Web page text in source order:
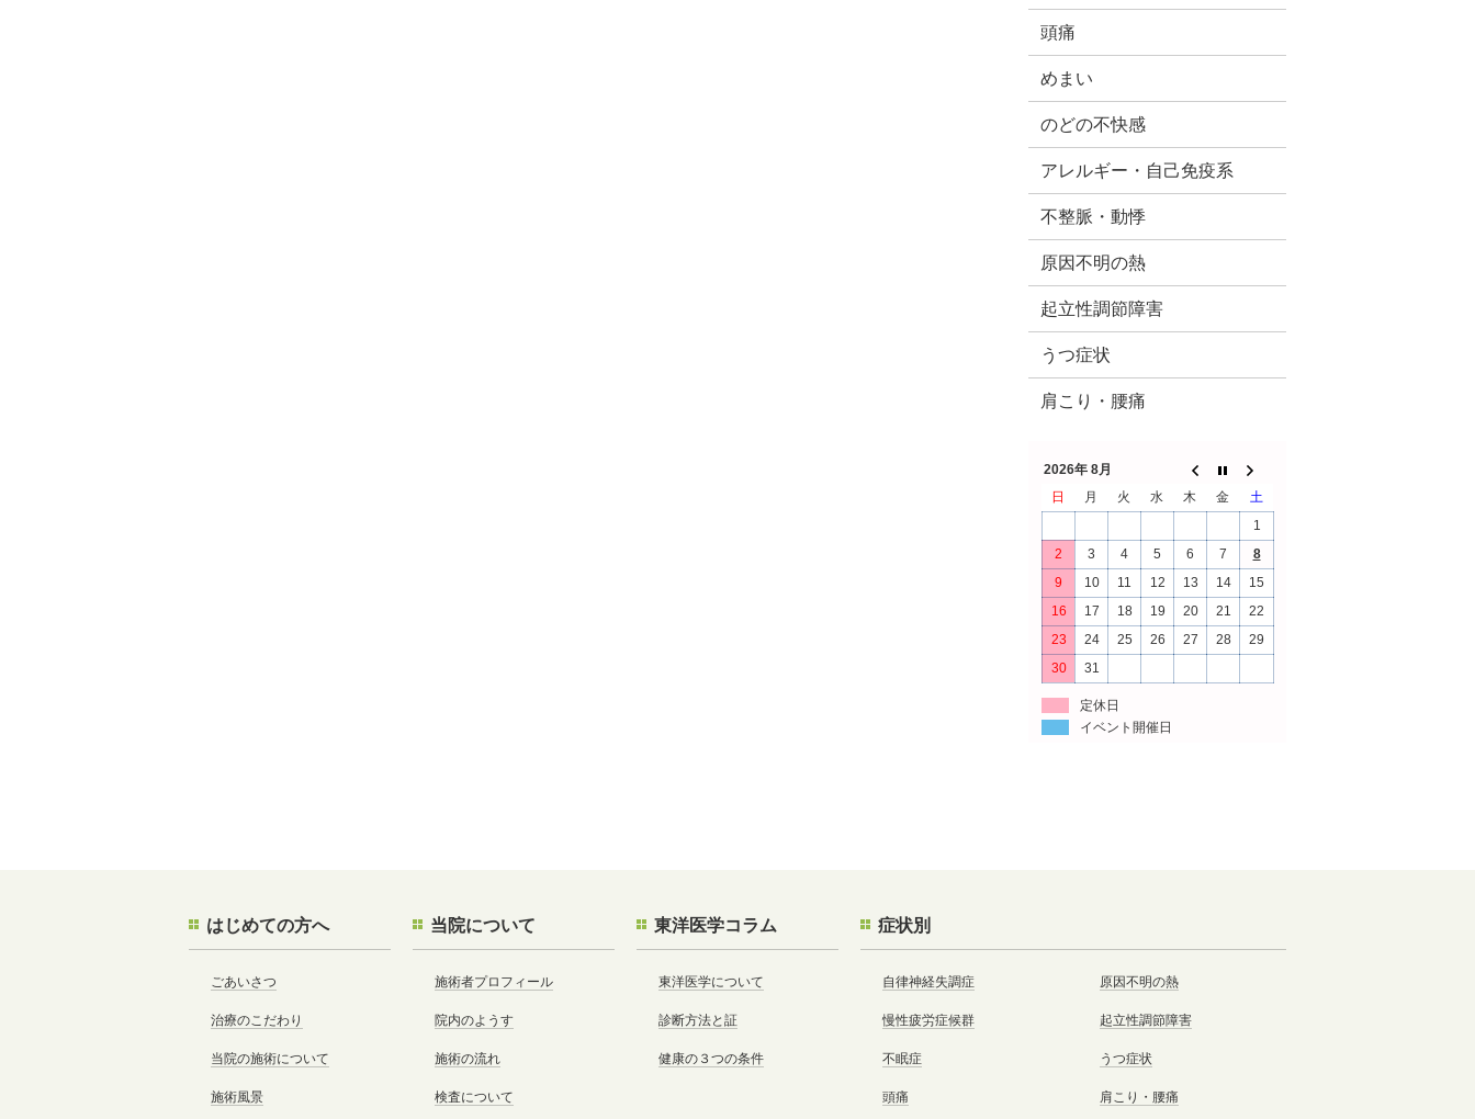
頭痛
めまい
のどの不快感
アレルギー・自己免疫系
不整脈・動悸
原因不明の熱
起立性調節障害
うつ症状
肩こり・腰痛
2026年 8月
日
月 火 水 木 金
土
1
2
3 4 5 6 7
8
9
10 11 12 13 14
15
16
17 18 19 20 21
22
23
24 25 26 27 28
29
30
31
定休日
イベント開催日
はじめての方へ
ごあいさつ
治療のこだわり
当院の施術について
施術風景
当院について
施術者プロフィール
院内のようす
施術の流れ
検査について
東洋医学コラム
東洋医学について
診断方法と証
健康の３つの条件
症状別
自律神経失調症
慢性疲労症候群
不眠症
頭痛
原因不明の熱
起立性調節障害
うつ症状
肩こり・腰痛